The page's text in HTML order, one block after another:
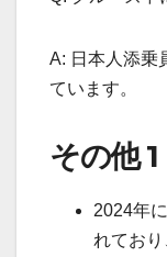
A: 日本人添乗
ています。
その他 1
2024年
れてお